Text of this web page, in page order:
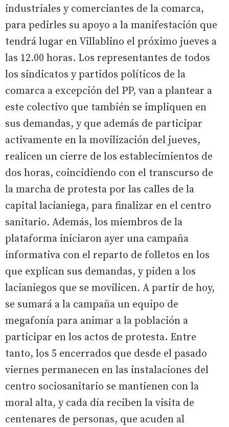
industriales y comerciantes de la comarca,
para pedirles su apoyo a la manifestación que
tendrá lugar en Villablino el próximo jueves a
las 12.00 horas. Los representantes de todos
los sindicatos y partidos políticos de la
comarca a excepción del PP, van a plantear a
este colectivo que también se impliquen en
sus demandas, y que además de participar
activamente en la movilización del jueves,
realicen un cierre de los establecimientos de
dos horas, coincidiendo con el transcurso de
la marcha de protesta por las calles de la
capital lacianiega, para finalizar en el centro
sanitario. Además, los miembros de la
plataforma iniciaron ayer una campaña
informativa con el reparto de folletos en los
que explican sus demandas, y piden a los
lacianiegos que se movilicen. A partir de hoy,
se sumará a la campaña un equipo de
megafonía para animar a la población a
participar en los actos de protesta. Entre
tanto, los 5 encerrados que desde el pasado
viernes permanecen en las instalaciones del
centro sociosanitario se mantienen con la
moral alta, y cada día reciben la visita de
centenares de personas, que acuden al